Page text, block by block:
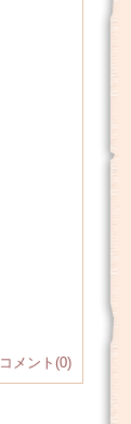
コメント(0)